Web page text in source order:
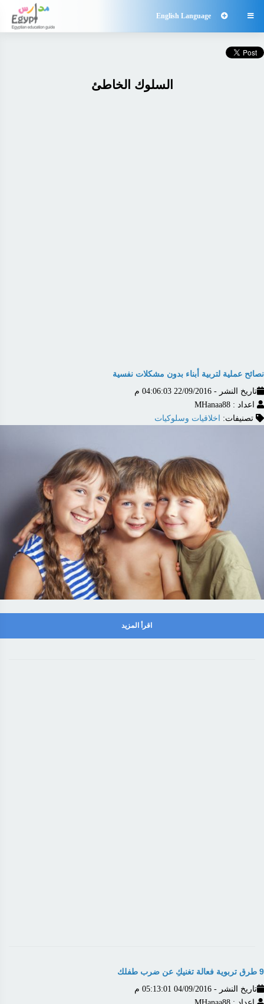

English Language
السلوك الخاطئ
نصائح عملية لتربية أبناء بدون مشكلات نفسية
تاريخ النشر - 22/09/2016 04:06:03 م
اعداد : MHanaa88
تصنيفات:
اخلاقيات وسلوكيات
اقرأ المزيد
9 طرق تربوية فعالة تغنيكِ عن ضرب طفلك
تاريخ النشر - 04/09/2016 05:13:01 م